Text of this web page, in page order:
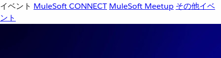
イベント MuleSoft CONNECT MuleSoft Meetup その他イベ
ント